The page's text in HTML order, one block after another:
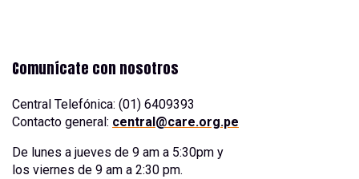
Comunícate con nosotros
Central Telefónica: (01) 6409393
Contacto general: central@care.org.pe
De lunes a jueves de 9 am a 5:30pm y
los viernes de 9 am a 2:30 pm.